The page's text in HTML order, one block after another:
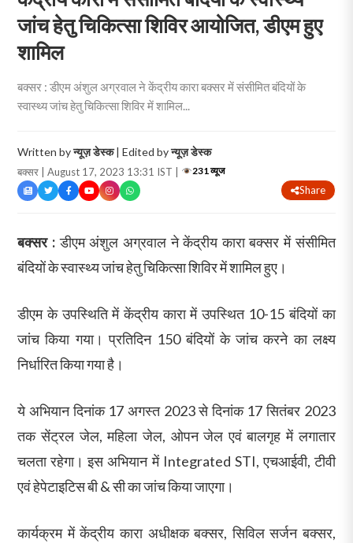
जांच हेतु चिकित्सा शिविर आयोजित, डीएम हुए
शामिल
बक्सर : डीएम अंशुल अग्रवाल ने केंद्रीय कारा बक्सर में संसीमित बंदियों के
स्वास्थ्य जांच हेतु चिकित्सा शिविर में शामिल...
Written byन्यूज़ डेस्क| Edited byन्यूज़ डेस्क
बक्सर | August 17, 2023 13:31 IST | 231 व्यूज
Share
बक्सर :डीएम अंशुल अग्रवाल ने केंद्रीय कारा बक्सर में संसीमित
बंदियों के स्वास्थ्य जांच हेतु चिकित्सा शिविर में शामिल हुए।
डीएम के उपस्थिति में केंद्रीय कारा में उपस्थित 10-15 बंदियों का
जांच किया गया। प्रतिदिन 150 बंदियों के जांच करने का लक्ष्य
निर्धारित किया गया है।
ये अभियान दिनांक 17 अगस्त 2023 से दिनांक 17 सितंबर 2023
तक सेंट्रल जेल, महिला जेल, ओपन जेल एवं बालगृह में लगातार
चलता रहेगा। इस अभियान में Integrated STI, एचआईवी, टीवी
एवं हेपेटाइटिस बी & सी का जांच किया जाएगा।
कार्यक्रम में केंद्रीय कारा अधीक्षक बक्सर, सिविल सर्जन बक्सर,